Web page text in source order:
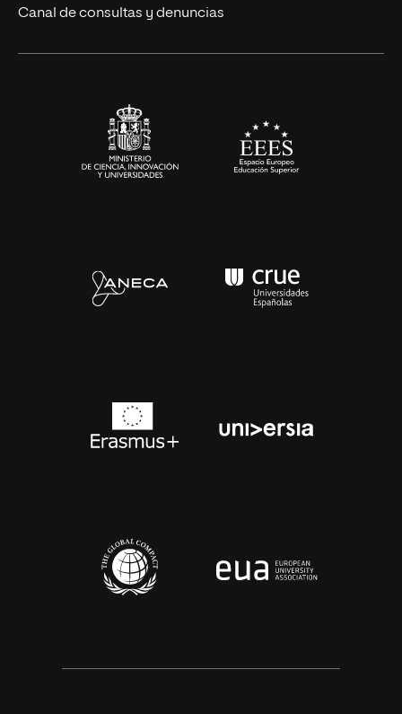
Eventos
Canal de consultas y denuncias